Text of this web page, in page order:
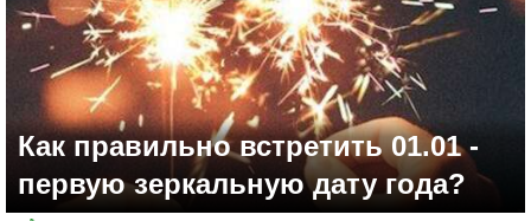
Как правильно встретить 01.01 -
первую зеркальную дату года?